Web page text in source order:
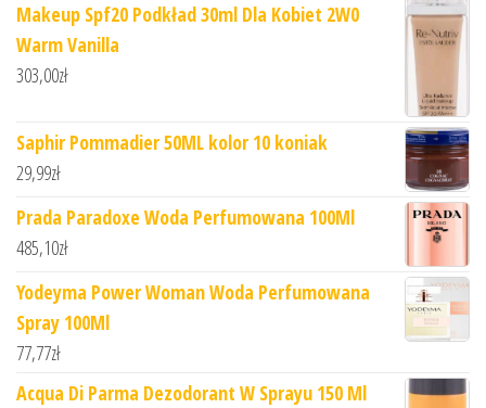
Makeup Spf20 Podkład 30ml Dla Kobiet 2W0
Warm Vanilla
303,00zł
Saphir Pommadier 50ML kolor 10 koniak
29,99zł
Prada Paradoxe Woda Perfumowana 100Ml
485,10zł
Yodeyma Power Woman Woda Perfumowana
Spray 100Ml
77,77zł
Acqua Di Parma Dezodorant W Sprayu 150 Ml